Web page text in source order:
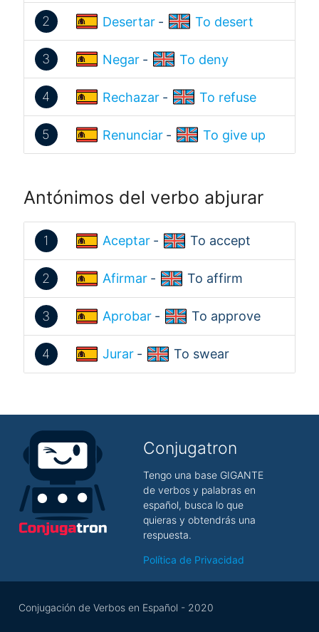
2 Desertar - To desert
3 Negar - To deny
4 Rechazar - To refuse
5 Renunciar - To give up
Antónimos del verbo abjurar
1 Aceptar - To accept
2 Afirmar - To affirm
3 Aprobar - To approve
4 Jurar - To swear
Conjugatron
Tengo una base GIGANTE
de verbos y palabras en
español, busca lo que
quieras y obtendrás una
respuesta.
Política de Privacidad
Conjugación de Verbos en Español - 2020